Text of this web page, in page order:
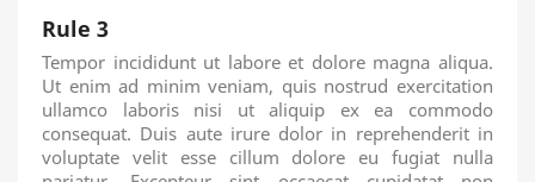
Rule 3
Tempor incididunt ut labore et dolore magna aliqua.
Ut enim ad minim veniam, quis nostrud exercitation
ullamco laboris nisi ut aliquip ex ea commodo
consequat. Duis aute irure dolor in reprehenderit in
voluptate velit esse cillum dolore eu fugiat nulla